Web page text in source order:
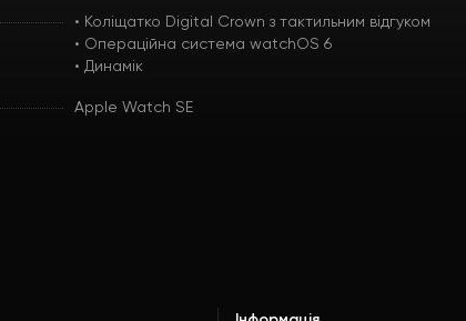
• Коліщатко Digital Crown з тактильним відгуком
• Операційна система watchOS 6
• Динамік
Apple Watch SE